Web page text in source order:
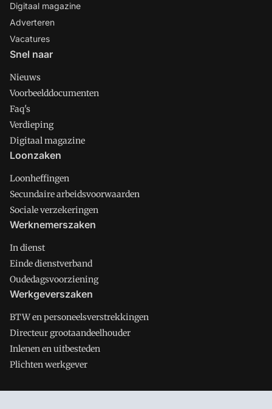
Digitaal magazine
Adverteren
Vacatures
Snel naar
Nieuws
Voorbeelddocumenten
Faq's
Verdieping
Digitaal magazine
Loonzaken
Loonheffingen
Secundaire arbeidsvoorwaarden
Sociale verzekeringen
Werknemerszaken
In dienst
Einde dienstverband
Oudedagsvoorziening
Werkgeverszaken
BTW en personeelsverstrekkingen
Directeur grootaandeelhouder
Inlenen en uitbesteden
Plichten werkgever